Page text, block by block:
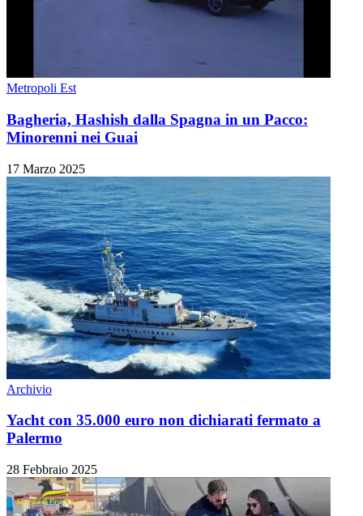
Metropoli Est
Bagheria, Hashish dalla Spagna in un Pacco:
Minorenni nei Guai
17 Marzo 2025
Archivio
Yacht con 35.000 euro non dichiarati fermato a
Palermo
28 Febbraio 2025